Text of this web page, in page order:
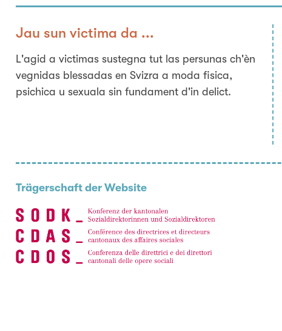
Jau sun victima da ...
L'agid a victimas sustegna tut las persunas ch'èn
vegnidas blessadas en Svizra a moda fisica,
psichica u sexuala sin fundament d'in delict.
Trägerschaft der Website